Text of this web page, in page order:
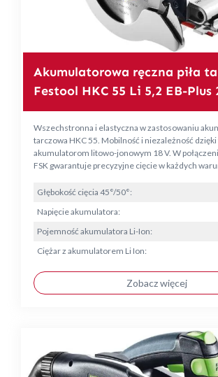
Akumulatorowa ręczna piła
Festool HKC 55 Li 5,2 EB-Plus
Wszechstronna i elastyczna w zastosowaniu
tarczowa HKC 55. Mobilność i niezależność
akumulatorom litowo-jonowym 18 V. W
FSK gwarantuje precyzyjne cięcie w każdych
Głębokość cięcia 45°/50°:
Napięcie akumulatora:
Pojemność akumulatora Li-Ion:
Ciężar z akumulatorem Li Ion:
Zobacz więcej